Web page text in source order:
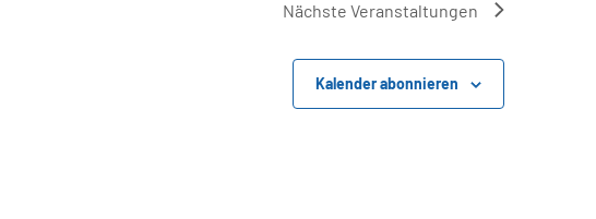
Nächste Veranstaltungen
Kalender abonnieren